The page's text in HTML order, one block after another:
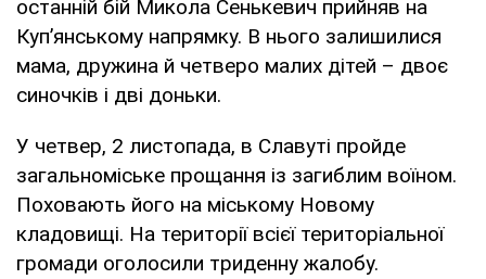
останній бій Микола Сенькевич прийняв на
Куп’янському напрямку. В нього залишилися
мама, дружина й четверо малих дітей – двоє
синочків і дві доньки.
У четвер, 2 листопада, в Славуті пройде
загальноміське прощання із загиблим воїном.
Поховають його на міському Новому
кладовищі. На території всієї територіальної
громади оголосили триденну жалобу.